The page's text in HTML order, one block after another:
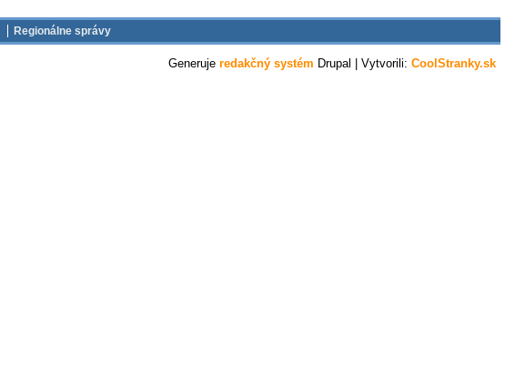
Regionálne správy
Generuje redakčný systém Drupal | Vytvorili: CoolStranky.sk